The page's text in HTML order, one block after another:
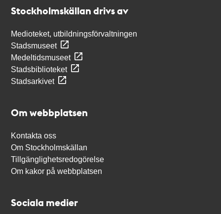
Stockholmskällan drivs av
Medioteket, utbildningsförvaltningen
Stadsmuseet
Medeltidsmuseet
Stadsbiblioteket
Stadsarkivet
Om webbplatsen
Kontakta oss
Om Stockholmskällan
Tillgänglighetsredogörelse
Om kakor på webbplatsen
Sociala medier